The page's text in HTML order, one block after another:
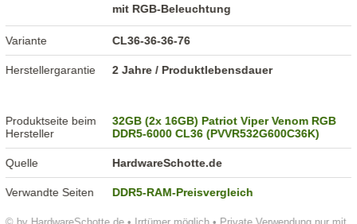
mit RGB-Beleuchtung
Variante CL36-36-36-76
Herstellergarantie 2 Jahre / Produktlebensdauer
Produktseite beim
Hersteller
32GB (2x 16GB) Patriot Viper Venom RGB
DDR5-6000 CL36 (PVVR532G600C36K)
Quelle HardwareSchotte.de
Verwandte Seiten DDR5-RAM-Preisvergleich